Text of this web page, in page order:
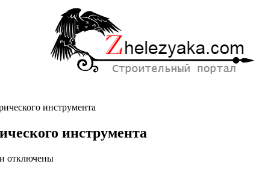
инструмента
инструмента
котключены